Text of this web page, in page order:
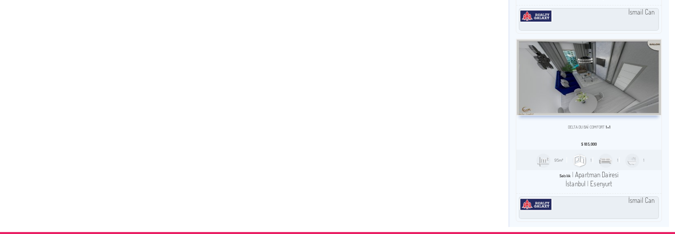
İsmail Can
DELTA DUBAI COMFORT 1+1
$185,000
95m² 1 1 1
Satılık
Apartman Dairesi
İstanbul
Esenyurt
İsmail Can